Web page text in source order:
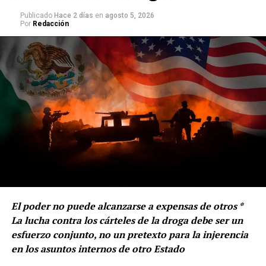
medidas preventivas realizadas por los hogares se
encuentran cambio de cerraduras o candados, con
22.8%, y cambiar puertas o ventanas, con 18.8 por
ciento.
Publicado Hace 2 días en agosto 5, 2026
Por Redacción
El poder no puede alcanzarse a expensas de otros *
La lucha contra los cárteles de la droga debe ser un
esfuerzo conjunto, no un pretexto para la injerencia
en los asuntos internos de otro Estado